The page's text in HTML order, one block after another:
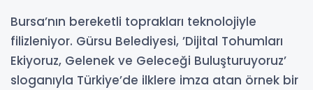
Bursa’nın bereketli toprakları teknolojiyle
filizleniyor. Gürsu Belediyesi, ’Dijital Tohumları
Ekiyoruz, Gelenek ve Geleceği Buluşturuyoruz’
sloganıyla Türkiye’de ilklere imza atan örnek bir